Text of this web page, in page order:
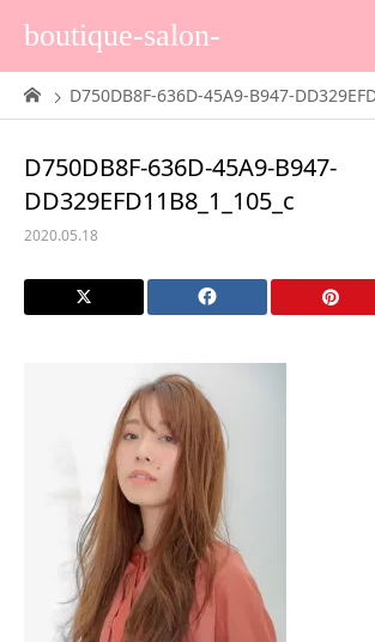
boutique-salon-
D750DB8F-636D-45A9-B947-
D750DB8F-636D-45A9-B947-
DD329EFD11B8_1_105_c
2020.05.18